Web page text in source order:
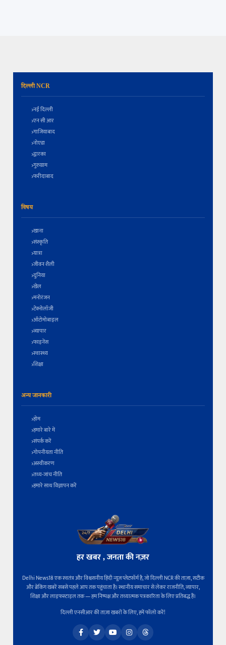
दिल्ली NCR
नई दिल्ली
एन सी आर
गाजियाबाद
नोएडा
द्वारका
गुरुग्राम
फरीदाबाद
विषय
खाना
संस्कृति
यात्रा
जीवन शैली
दुनिया
खेल
मनोरंजन
टेक्नोलॉजी
ऑटोमोबाइल
व्यापार
फाइनेंस
स्वास्थ्य
शिक्षा
अन्य जानकारी
होम
हमारे बारे में
संपर्क करें
गोपनीयता नीति
अस्वीकरण
तथ्य-जांच नीति
हमारे साथ विज्ञापन करें
हर खबर , जनता की नज़र
Delhi News18 एक स्वतंत्र और विश्वसनीय हिंदी न्यूज़ प्लेटफ़ॉर्म है, जो दिल्ली NCR की ताज़ा, सटीक
और ब्रेकिंग खबरें सबसे पहले आप तक पहुंचाता है। स्थानीय समाचार से लेकर राजनीति, व्यापार,
शिक्षा और लाइफस्टाइल तक — हम निष्पक्ष और तथ्यात्मक पत्रकारिता के लिए प्रतिबद्ध हैं।
दिल्ली एनसीआर की ताज़ा खबरों के लिए, हमें फॉलो करें!